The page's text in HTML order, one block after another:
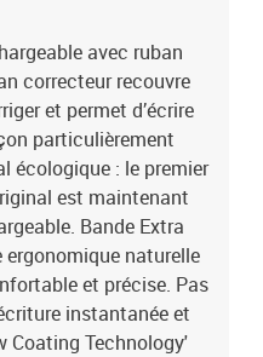
avec ruban
correcteur recouvre
et permet d’écrire
particulièrement
écologique : le premier
est maintenant
Bande Extra
naturelle
et précise. Pas
instantanée et
Coating Technology'